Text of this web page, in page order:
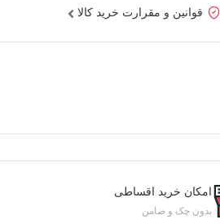
قوانین و مقرارت خرید کالا
امکان خرید اقساطی
بدون چک و ضامن